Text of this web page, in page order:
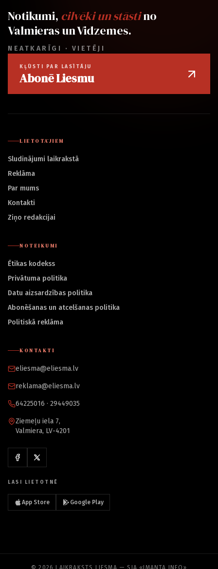
Notikumi, cilvēki un stāstino
Valmieras un Vidzemes.
NEATKARĪGI · VIETĒJI
KĻŪSTI PAR LASĪTĀJU
Abonē Liesmu
LIETOTĀJIEM
Sludinājumi laikrakstā
Reklāma
Par mums
Kontakti
Ziņo redakcijai
NOTEIKUMI
Ētikas kodekss
Privātuma politika
Datu aizsardzības politika
Abonēšanas un atcelšanas politika
Politiskā reklāma
KONTAKTI
eliesma@eliesma.lv
reklama@eliesma.lv
64225016 · 29449035
Ziemeļu iela 7,
Valmiera, LV-4201
LASI LIETOTNĒ
App Store Google Play
© 2026 LAIKRAKSTS LIESMA — SIA «IMANTA INFO»